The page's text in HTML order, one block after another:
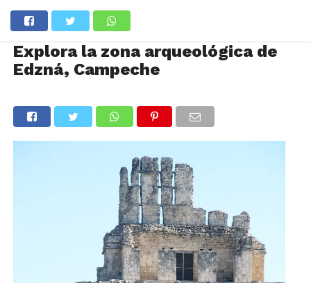
Explora la zona arqueológica de
Edzná, Campeche